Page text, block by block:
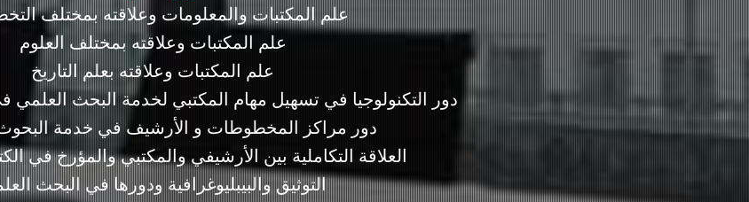
علم المكتبات والمعلومات وعلاقته بمختلف
علم المكتبات وعلاقته بمختلف العلوم
علم المكتبات وعلاقته بعلم التاريخ
دور التكنولوجيا في تسهيل مهام المكتبي لخدمة البحث
دور مراكز المخطوطات و الأرشيف في خدمة البحوث
العلاقة التكاملية بين الأرشيفي والمكتبي والمؤرخ في
التوثيق والبيبليوغرافية ودورها في البحث